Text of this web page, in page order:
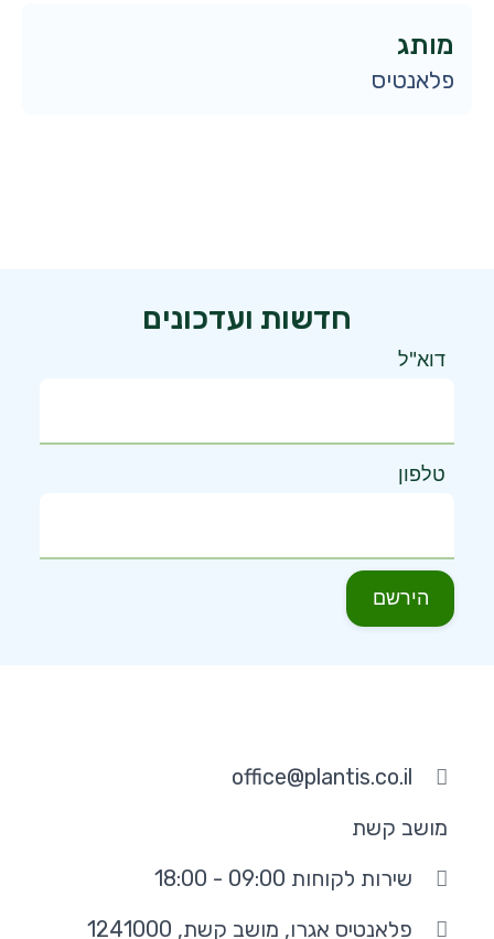
מותג
פלאנטיס
חדשות ועדכונים
דוא"ל
טלפון
הירשם
office@plantis.co.il
מושב קשת
שירות לקוחות 09:00 - 18:00
פלאנטיס אגרו, מושב קשת, 1241000